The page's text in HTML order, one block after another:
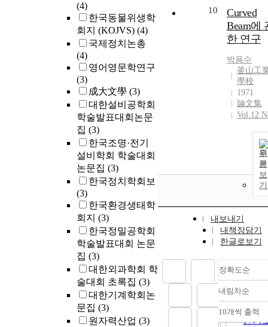
(4)
한국동물위생학
회지 (KOJVS) (4)
국제정치논총
(4)
영어영문학연구
(3)
成大文學 (3)
대한설비공학회
학술발표대회논문
집 (3)
한국조명·전기
설비학회 학술대회
논문집 (3)
한국정치학회보
(3)
한국환경생태학
회지 (3)
한국정밀공학회
학술발표대회 논문
집 (3)
대한외과학회 학
술대회 초록집 (3)
대한기계학회논
문집 (3)
원자력산업 (3)
10
Curved
Beam에
한 연구
박용수
釜山工
學校
1971
論文集
Vol.12
원
문
보
기
내보내기
내책장담기
한글로보기
정확도순
정확
순
인기
내림차순
내림
10개씩 출력